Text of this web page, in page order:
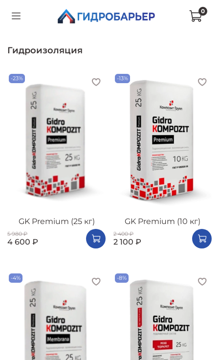
0
Гидроизоляция
-23%
GK Premium (25 кг)
5 980 ₽
4 600 ₽
-13%
GK Premium (10 кг)
2 400 ₽
2 100 ₽
-4% -8%